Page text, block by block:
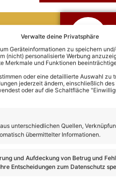
Verwalte deine Privatsphäre
Geräteinformationen zu speichern
(nicht) personalisierte Werbung
Merkmale und Funktionen
oder eine detaillierte Auswahl zu
jederzeit ändern, einschließlich
oder auf die Schaltfläche
unterschiedlichen Quellen,
übermittelter Informationen.
und Aufdeckung von Betrug und
Entscheidungen zum Datenschutz
sich in den vergangenen
sind ihre positive
und Vielfalt.
gern. Lange Zeit hielt
immer traute, offen dazu zu
Schlager öffentlich zu leben